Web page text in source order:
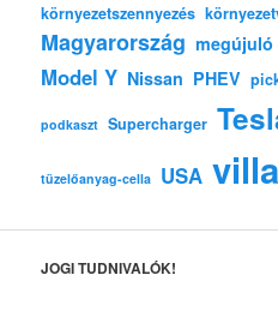
környezetszennyezés
Magyarország megújuló
Model Y Nissan PHEV
podkaszt Supercharger
tüzelőanyag-cella USA
JOGI TUDNIVALÓK!